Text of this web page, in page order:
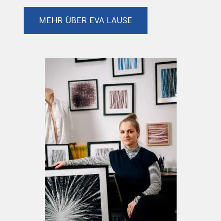
bewegen. Somit gelingt es der Künstlerin mit
ihren Zeichnungen das freie Denken
Zurzeit studiert sie an der Universität
Osnabrück den Bachelor of Arts, Zeichnung
bei Frank Gillich und arbeitet als
freischaffende Künstlerin, Kunstvermittlerin
sowie Kunstpädagogin und Kuratorin.
MEHR ÜBER EVA LAUSE